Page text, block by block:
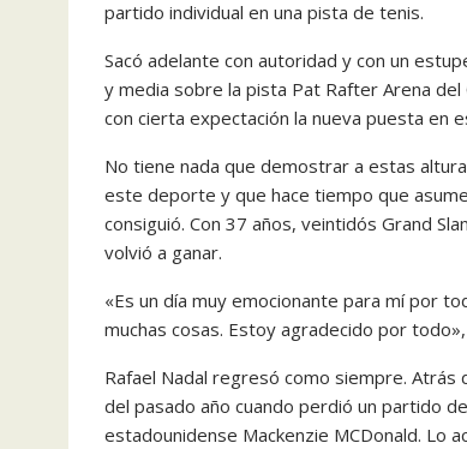
partido individual en una pista de tenis.
Sacó adelante con autoridad y con un
y media sobre la pista Pat Rafter Arena
con cierta expectación la nueva puesta en
No tiene nada que demostrar a estas
este deporte y que hace tiempo que
consiguió. Con 37 años, veintidós Grand
volvió a ganar.
«Es un día muy emocionante para mí por
muchas cosas. Estoy agradecido por
Rafael Nadal regresó como siempre. Atrás
del pasado año cuando perdió un partido
estadounidense Mackenzie MCDonald. Lo